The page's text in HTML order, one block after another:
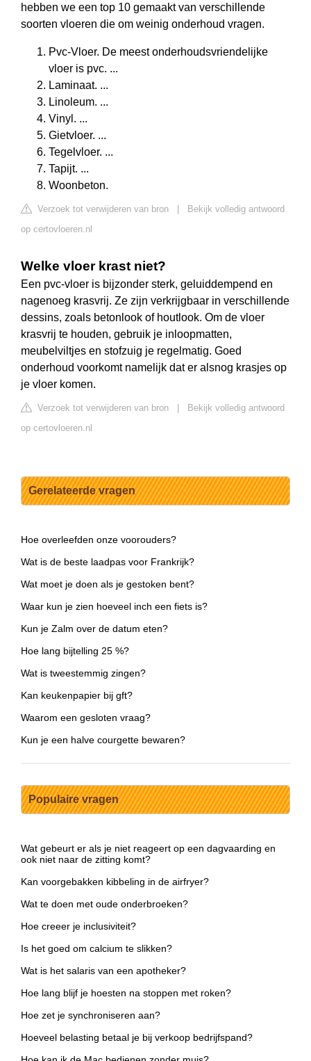
hebben we een top 10 gemaakt van verschillende
soorten vloeren die om weinig onderhoud vragen.
Pvc-Vloer. De meest onderhoudsvriendelijke
vloer is pvc. ...
Laminaat. ...
Linoleum. ...
Vinyl. ...
Gietvloer. ...
Tegelvloer. ...
Tapijt. ...
Woonbeton.
Verzoek tot verwijderen van bron | Bekijk volledig antwoord
op certovloeren.nl
Welke vloer krast niet?
Een pvc-vloer is bijzonder sterk, geluiddempend en
nagenoeg krasvrij. Ze zijn verkrijgbaar in verschillende
dessins, zoals betonlook of houtlook. Om de vloer
krasvrij te houden, gebruik je inloopmatten,
meubelviltjes en stofzuig je regelmatig. Goed
onderhoud voorkomt namelijk dat er alsnog krasjes op
je vloer komen.
Verzoek tot verwijderen van bron | Bekijk volledig antwoord
op certovloeren.nl
Gerelateerde vragen
Hoe overleefden onze voorouders?
Wat is de beste laadpas voor Frankrijk?
Wat moet je doen als je gestoken bent?
Waar kun je zien hoeveel inch een fiets is?
Kun je Zalm over de datum eten?
Hoe lang bijtelling 25 %?
Wat is tweestemmig zingen?
Kan keukenpapier bij gft?
Waarom een gesloten vraag?
Kun je een halve courgette bewaren?
Populaire vragen
Wat gebeurt er als je niet reageert op een dagvaarding en
ook niet naar de zitting komt?
Kan voorgebakken kibbeling in de airfryer?
Wat te doen met oude onderbroeken?
Hoe creeer je inclusiviteit?
Is het goed om calcium te slikken?
Wat is het salaris van een apotheker?
Hoe lang blijf je hoesten na stoppen met roken?
Hoe zet je synchroniseren aan?
Hoeveel belasting betaal je bij verkoop bedrijfspand?